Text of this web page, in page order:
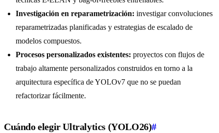
Investigación en reparametrización: investigar convoluciones
reparametrizadas planificadas y estrategias de escalado de
modelos compuestos.
Procesos personalizados existentes: proyectos con flujos de
trabajo altamente personalizados construidos en torno a la
arquitectura específica de YOLOv7 que no se puedan
refactorizar fácilmente.
Cuándo elegir Ultralytics (YOLO26)#